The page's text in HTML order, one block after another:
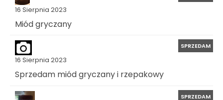
16 Sierpnia 2023
Miód gryczany
16 Sierpnia 2023
SPRZEDAM
Sprzedam miód gryczany i rzepakowy
SPRZEDAM